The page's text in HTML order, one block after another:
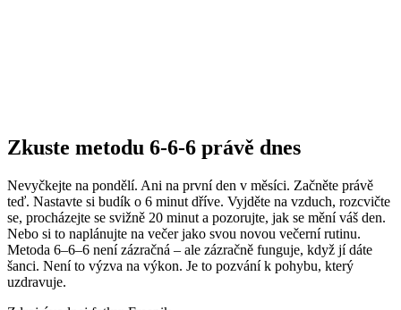
Zkuste metodu 6-6-6 právě dnes
Nevyčkejte na pondělí. Ani na první den v měsíci. Začněte právě
teď. Nastavte si budík o 6 minut dříve. Vyjděte na vzduch, rozcvičte
se, procházejte se svižně 20 minut a pozorujte, jak se mění váš den.
Nebo si to naplánujte na večer jako svou novou večerní rutinu.
Metoda 6–6–6 není zázračná – ale zázračně funguje, když jí dáte
šanci. Není to výzva na výkon. Je to pozvání k pohybu, který
uzdravuje.